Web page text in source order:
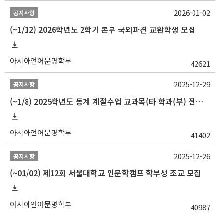
공지사항
(~1/12) 2026학년도 2학기 본부 국외파견 교환학생 모집
아시아언어문명학부 42621
2026-01-02
공지사항
(~1/8) 2025학년도 동계 계절수업 교과목(타 학과(부) 전공 및 교양) 성적평가방법 선택제 신청 안내
아시아언어문명학부 41402
2025-12-29
공지사항
(~01/02) 제12회 서울대학교 인문학캠프 학부생 조교 모집
아시아언어문명학부 40987
2025-12-26